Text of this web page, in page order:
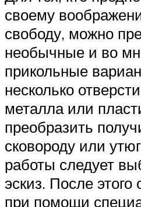
своему
свободу, можно
необычные и во
прикольные
несколько
металла или
преобразить
сковороду или
работы следует
эскиз. После этого
при помощи